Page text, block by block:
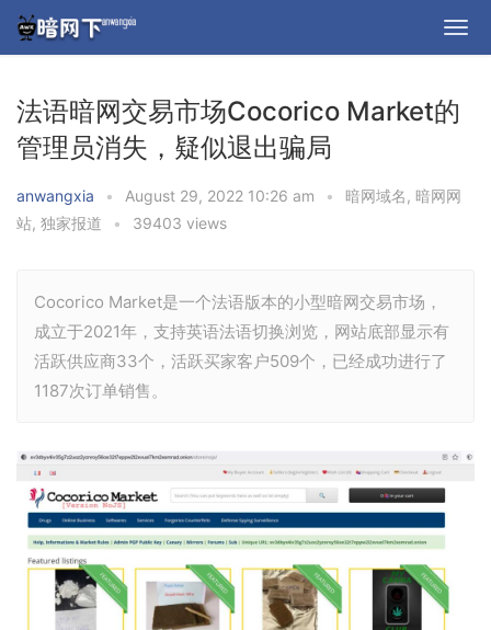
法语暗网交易市场Cocorico Market的
管理员消失，疑似退出骗局
anwangxia • August 29, 2022 10:26 am • 暗网域名 , 暗网网
站, 独家报道 • 39403 views
Cocorico Market是一个法语版本的小型暗网交易市场，
成立于2021年，支持英语法语切换浏览，网站底部显示有
活跃供应商33个，活跃买家客户509个，已经成功进行了
1187次订单销售。